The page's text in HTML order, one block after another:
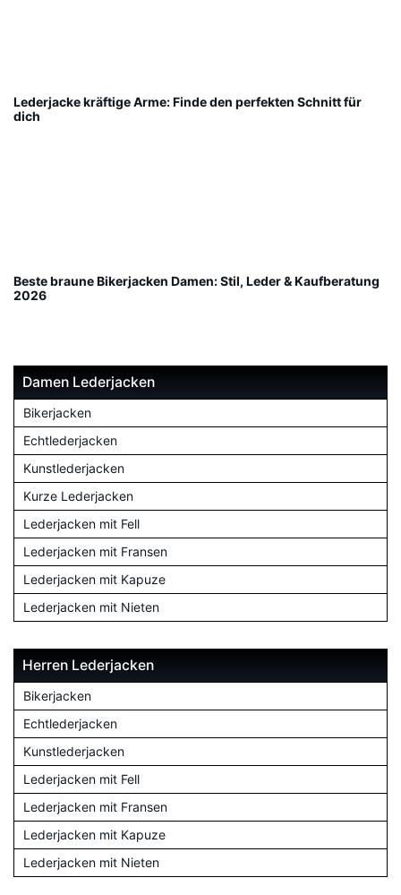
Lederjacke kräftige Arme: Finde den perfekten Schnitt für
dich
Beste braune Bikerjacken Damen: Stil, Leder & Kaufberatung
2026
Damen Lederjacken
Bikerjacken
Echtlederjacken
Kunstlederjacken
Kurze Lederjacken
Lederjacken mit Fell
Lederjacken mit Fransen
Lederjacken mit Kapuze
Lederjacken mit Nieten
Herren Lederjacken
Bikerjacken
Echtlederjacken
Kunstlederjacken
Lederjacken mit Fell
Lederjacken mit Fransen
Lederjacken mit Kapuze
Lederjacken mit Nieten